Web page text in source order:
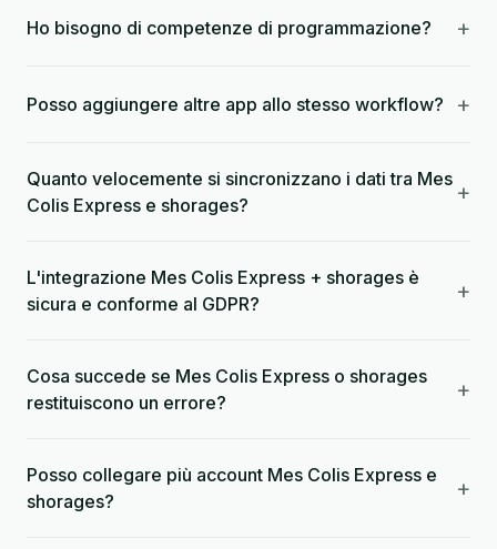
Ho bisogno di competenze di programmazione? +
Posso aggiungere altre app allo stesso workflow? +
Quanto velocemente si sincronizzano i dati tra Mes
Colis Express e shorages?
+
L'integrazione Mes Colis Express + shorages è
sicura e conforme al GDPR?
+
Cosa succede se Mes Colis Express o shorages
restituiscono un errore?
+
Posso collegare più account Mes Colis Express e
shorages?
+